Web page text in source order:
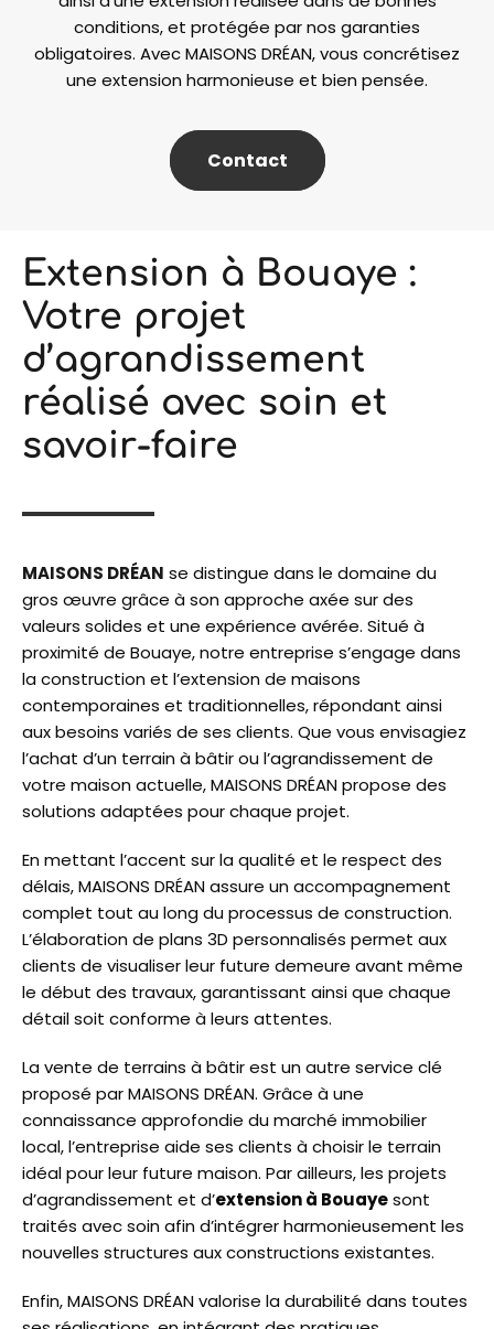
conditions, et protégée par nos garanties
obligatoires. Avec MAISONS DRÉAN, vous concrétisez
une extension harmonieuse et bien pensée.
Contact
Extension à Bouaye :
Votre projet
d’agrandissement
réalisé avec soin et
savoir-faire
MAISONS DRÉAN se distingue dans le domaine du
gros œuvre grâce à son approche axée sur des
valeurs solides et une expérience avérée. Situé à
proximité de Bouaye, notre entreprise s’engage dans
la construction et l’extension de maisons
contemporaines et traditionnelles, répondant ainsi
aux besoins variés de ses clients. Que vous envisagiez
l’achat d’un terrain à bâtir ou l’agrandissement de
votre maison actuelle, MAISONS DRÉAN propose des
solutions adaptées pour chaque projet.
En mettant l’accent sur la qualité et le respect des
délais, MAISONS DRÉAN assure un accompagnement
complet tout au long du processus de construction.
L’élaboration de plans 3D personnalisés permet aux
clients de visualiser leur future demeure avant même
le début des travaux, garantissant ainsi que chaque
détail soit conforme à leurs attentes.
La vente de terrains à bâtir est un autre service clé
proposé par MAISONS DRÉAN. Grâce à une
connaissance approfondie du marché immobilier
local, l’entreprise aide ses clients à choisir le terrain
idéal pour leur future maison. Par ailleurs, les projets
d’agrandissement et d’extension à Bouayesont
traités avec soin afin d’intégrer harmonieusement les
nouvelles structures aux constructions existantes.
Enfin, MAISONS DRÉAN valorise la durabilité dans toutes